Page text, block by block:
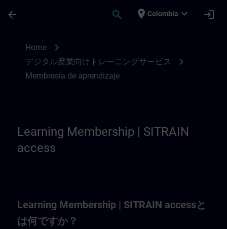
arrow_back search place Colombia expand_more login
Home chevron_right
デジタル産業向けトレーニングサービス chevron_right
Membresía de aprendizaje
Learning Membership | SITRAIN
access
Learning Membership | SITRAIN accessと
は何ですか？